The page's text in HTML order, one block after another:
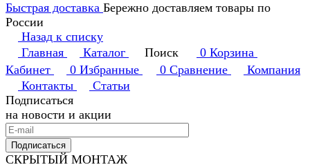
Быстрая доставка Бережно доставляем товары по
России
Назад к списку
Главная
Каталог Поиск 0 Корзина
Кабинет
0 Избранные 0 Сравнение
Компания
Контакты
Статьи
Подписаться
на новости и акции
Подписаться
СКРЫТЫЙ МОНТАЖ